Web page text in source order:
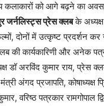
कलाकारों को आगे बढ़ने का
जर्नलिस्ट्स प्रेस क्लबके
दोनों में उत्कृष्ट प्रदर्शन
की कार्यकारिणी और अनेक
डॉ अरविंद कुमार राय, प्रेस
अंगद प्रजापति, कोषाध्यक्ष
वरिष्ठ पत्रकार रामगोपाल